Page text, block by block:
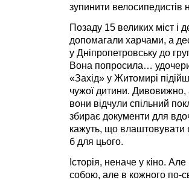
зупинити велосипедистів
Позаду 15 великих міст і
допомагали харчами, а
у Дніпропетровську до
Вона попросила…
«Захід» у Житомирі
чужої дитини. Дивовижно,
вони відчули спільний
збирає документи для
кажуть, що влаштовувати
б для цього.
Історія, неначе у кіно.
собою, але в кожного по-